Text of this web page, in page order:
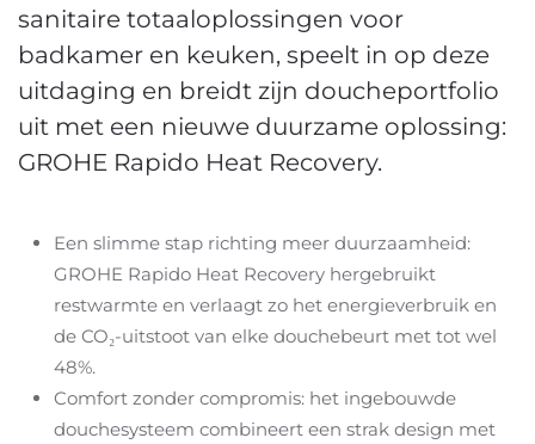
sanitaire totaaloplossingen voor
badkamer en keuken, speelt in op deze
uitdaging en breidt zijn doucheportfolio
uit met een nieuwe duurzame oplossing:
GROHE Rapido Heat Recovery.
Een slimme stap richting meer duurzaamheid:
GROHE Rapido Heat Recovery hergebruikt
restwarmte en verlaagt zo het energieverbruik en
de CO₂-uitstoot van elke douchebeurt met tot wel
48%.
Comfort zonder compromis: het ingebouwde
douchesysteem combineert een strak design met